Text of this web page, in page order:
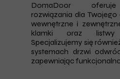
DomaDoor
rozwiązania dla
wewnętrzne i
klamki oraz listwy
Specjalizujemy się
systemach drzwi
zapewniając